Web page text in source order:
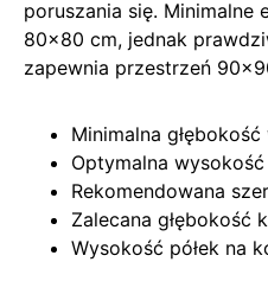
poruszania się. Minimalne
80×80 cm, jednak
zapewnia przestrzeń
Minimalna
Optymalna
Rekomendowana
Zalecana głębokość
Wysokość półek na